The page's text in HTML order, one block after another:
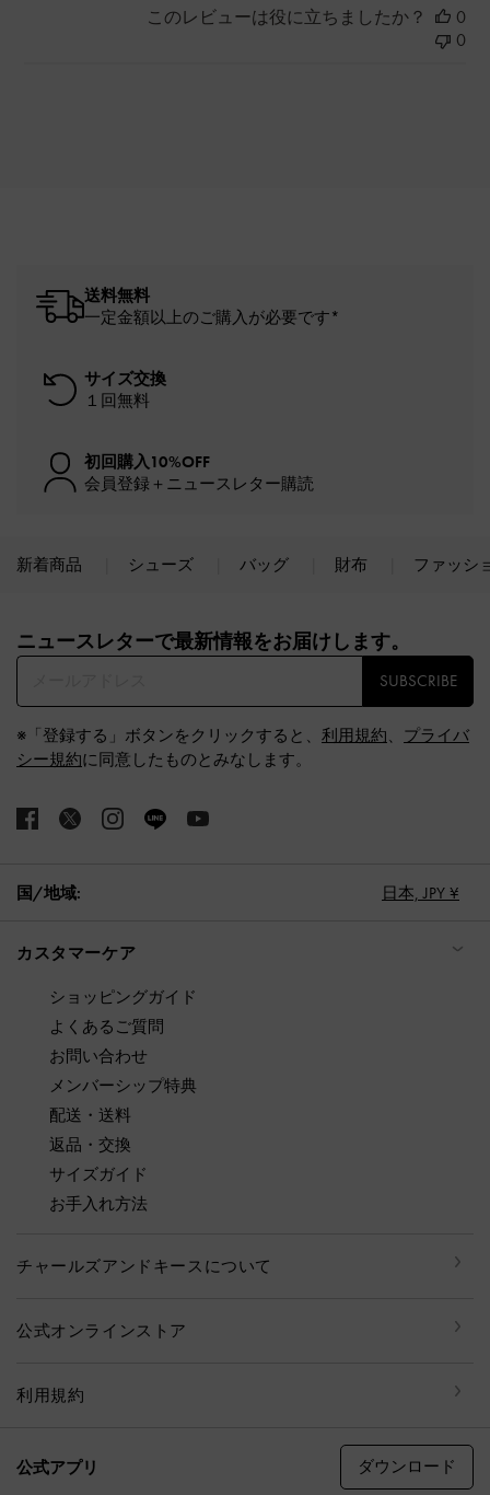
このレビューは役に立ちましたか？
0
0
送料無料
一定金額以上のご購入が必要です*
サイズ交換
１回無料
初回購入10%OFF
会員登録＋ニュースレター購読
新着商品 シューズ バッグ 財布 ファッシ
ニュースレターで最新情報をお届けします。​
SUBSCRIBE
※「登録する」ボタンをクリックすると、 利用規約、 プライバ
シー規約に同意したものとみなします。
国/地域: 日本, JPY ¥
カスタマーケア
ショッピングガイド
よくあるご質問
お問い合わせ
メンバーシップ特典
配送・送料
返品・交換
サイズガイド
お手入れ方法
チャールズアンドキースについて
公式オンラインストア
利用規約
公式アプリ ダウンロード